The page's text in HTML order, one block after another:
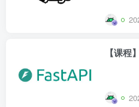
【课